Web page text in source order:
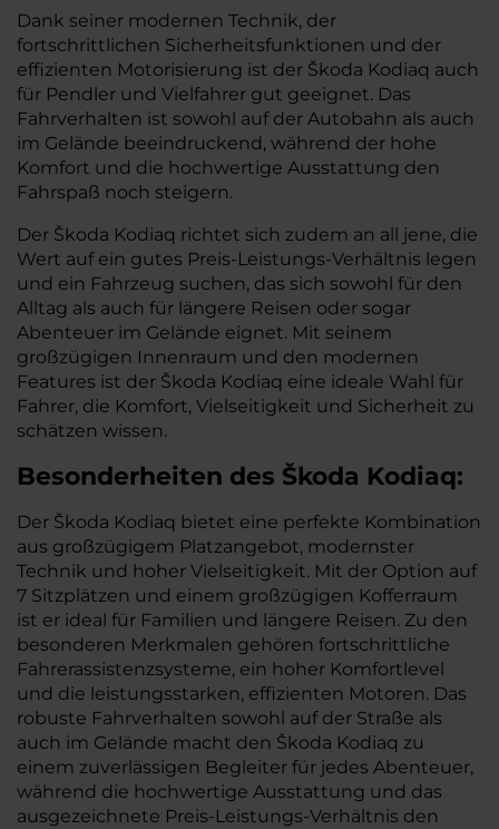
Dank seiner modernen Technik, der
fortschrittlichen Sicherheitsfunktionen und der
effizienten Motorisierung ist der Škoda Kodiaq auch
für Pendler und Vielfahrer gut geeignet. Das
Fahrverhalten ist sowohl auf der Autobahn als auch
im Gelände beeindruckend, während der hohe
Komfort und die hochwertige Ausstattung den
Fahrspaß noch steigern.
Der Škoda Kodiaq richtet sich zudem an all jene, die
Wert auf ein gutes Preis-Leistungs-Verhältnis legen
und ein Fahrzeug suchen, das sich sowohl für den
Alltag als auch für längere Reisen oder sogar
Abenteuer im Gelände eignet. Mit seinem
großzügigen Innenraum und den modernen
Features ist der Škoda Kodiaq eine ideale Wahl für
Fahrer, die Komfort, Vielseitigkeit und Sicherheit zu
schätzen wissen.
Besonderheiten des Škoda Kodiaq:
Der Škoda Kodiaq bietet eine perfekte Kombination
aus großzügigem Platzangebot, modernster
Technik und hoher Vielseitigkeit. Mit der Option auf
7 Sitzplätzen und einem großzügigen Kofferraum
ist er ideal für Familien und längere Reisen. Zu den
besonderen Merkmalen gehören fortschrittliche
Fahrerassistenzsysteme, ein hoher Komfortlevel
und die leistungsstarken, effizienten Motoren. Das
robuste Fahrverhalten sowohl auf der Straße als
auch im Gelände macht den Škoda Kodiaq zu
einem zuverlässigen Begleiter für jedes Abenteuer,
während die hochwertige Ausstattung und das
ausgezeichnete Preis-Leistungs-Verhältnis den